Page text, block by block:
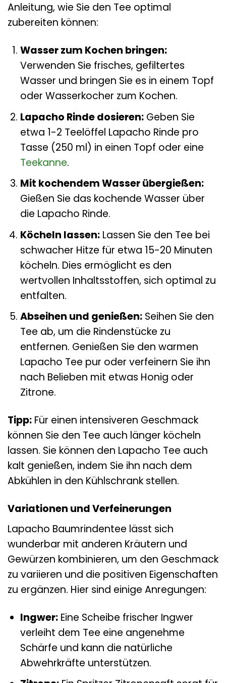
Anleitung, wie Sie den Tee optimal
zubereiten können:
Wasser zum Kochen bringen:
Verwenden Sie frisches, gefiltertes
Wasser und bringen Sie es in einem Topf
oder Wasserkocher zum Kochen.
Lapacho Rinde dosieren:Geben Sie
etwa 1-2 Teelöffel Lapacho Rinde pro
Tasse (250 ml) in einen Topf oder eine
Teekanne.
Mit kochendem Wasser übergießen:
Gießen Sie das kochende Wasser über
die Lapacho Rinde.
Köcheln lassen:Lassen Sie den Tee bei
schwacher Hitze für etwa 15-20 Minuten
köcheln. Dies ermöglicht es den
wertvollen Inhaltsstoffen, sich optimal zu
entfalten.
Abseihen und genießen:Seihen Sie den
Tee ab, um die Rindenstücke zu
entfernen. Genießen Sie den warmen
Lapacho Tee pur oder verfeinern Sie ihn
nach Belieben mit etwas Honig oder
Zitrone.
Tipp: Für einen intensiveren Geschmack
können Sie den Tee auch länger köcheln
lassen. Sie können den Lapacho Tee auch
kalt genießen, indem Sie ihn nach dem
Abkühlen in den Kühlschrank stellen.
Variationen und Verfeinerungen
Lapacho Baumrindentee lässt sich
wunderbar mit anderen Kräutern und
Gewürzen kombinieren, um den Geschmack
zu variieren und die positiven Eigenschaften
zu ergänzen. Hier sind einige Anregungen:
Ingwer:Eine Scheibe frischer Ingwer
verleiht dem Tee eine angenehme
Schärfe und kann die natürliche
Abwehrkräfte unterstützen.